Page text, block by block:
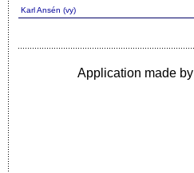
Karl Ansén (vy)
Application made by